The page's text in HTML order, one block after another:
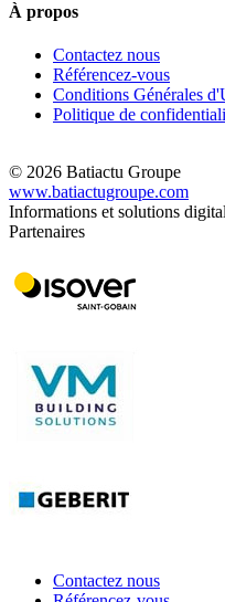
À propos
Contactez nous
Référencez-vous
Conditions Générales
Politique de
© 2026 Batiactu Groupe
www.batiactugroupe.com
Informations et solutions
Partenaires
Contactez nous